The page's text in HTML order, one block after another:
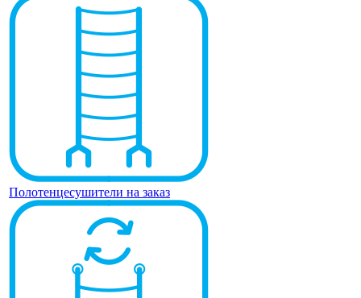
Полотенцесушители на заказ